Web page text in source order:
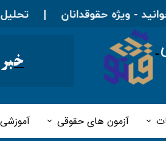
- ویژه حقوقدانان| تحلیل
آزمون های حقوقی آموزشی